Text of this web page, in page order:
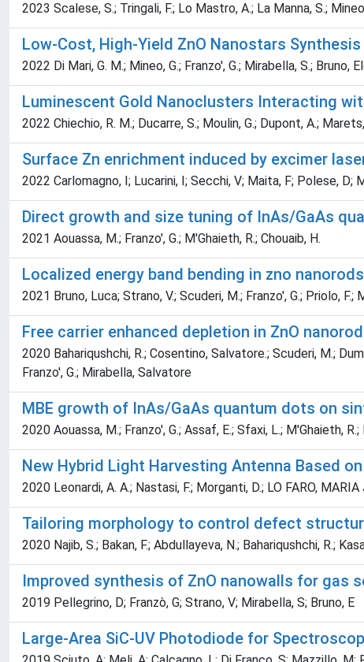
2023 Scalese, S.; Tringali, F.; Lo Mastro, A.; La Manna, S.;
Low-Cost, High-Yield ZnO Nanostars
2022 Di Mari, G. M.; Mineo, G.; Franzo', G.; Mirabella, S.; Bruno,
Luminescent Gold Nanoclusters Interacting
2022 Chiechio, R. M.; Ducarre, S.; Moulin, G.; Dupont, A.;
Surface Zn enrichment induced by excimer
2022 Carlomagno, I; Lucarini, I; Secchi, V; Maita, F; Polese, D;
Direct growth and size tuning of InAs/GaAs
2021 Aouassa, M.; Franzo', G.; M'Ghaieth, R.; Chouaib, H.
Localized energy band bending in zno
2021 Bruno, Luca; Strano, V.; Scuderi, M.; Franzo', G.; Priolo, F.;
Free carrier enhanced depletion in ZnO
2020 Bahariqushchi, R.; Cosentino, Salvatore.; Scuderi, M.;
Franzo', G.; Mirabella, Salvatore
MBE growth of InAs/GaAs quantum dots on
2020 Aouassa, M.; Franzo', G.; Assaf, E.; Sfaxi, L.; M'Ghaieth,
New Hybrid Light Harvesting Antenna Based
2020 Leonardi, A. A.; Nastasi, F.; Morganti, D.; LO FARO,
Tailoring morphology to control defect
2020 Najib, S.; Bakan, F.; Abdullayeva, N.; Bahariqushchi, R.;
Improved synthesis of ZnO nanowalls for gas
2019 Pellegrino, D; Franzò, G; Strano, V; Mirabella, S; Bruno, E
Large-Area SiC-UV Photodiode for